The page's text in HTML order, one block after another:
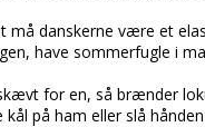
må danskerne være et
have sommerfugle i
for en, så brænder
kål på ham eller slå